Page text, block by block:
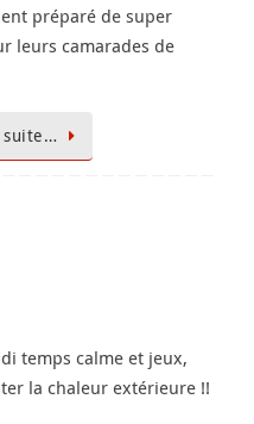
préparé de super
leurs camarades de
suite…
temps calme et jeux,
la chaleur extérieure !!